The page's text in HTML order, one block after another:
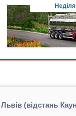
Неділя
(відстань